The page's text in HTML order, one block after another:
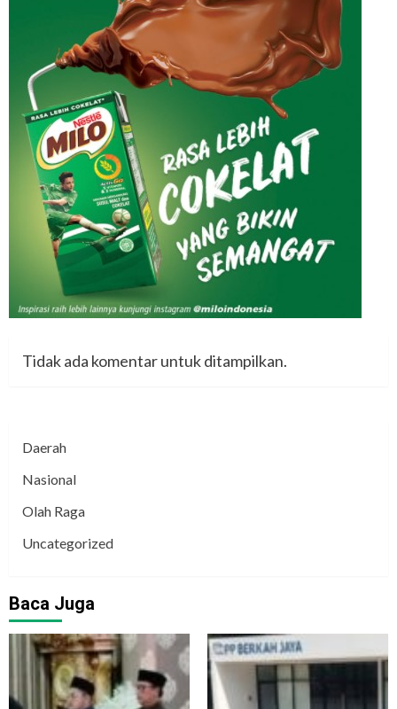
Tidak ada komentar untuk ditampilkan.
Daerah
Nasional
Olah Raga
Uncategorized
Baca Juga